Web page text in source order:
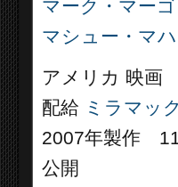
マーク・マー
マシュー・マ
アメリカ 映画
配給 ミラマッ
2007年製作
公開